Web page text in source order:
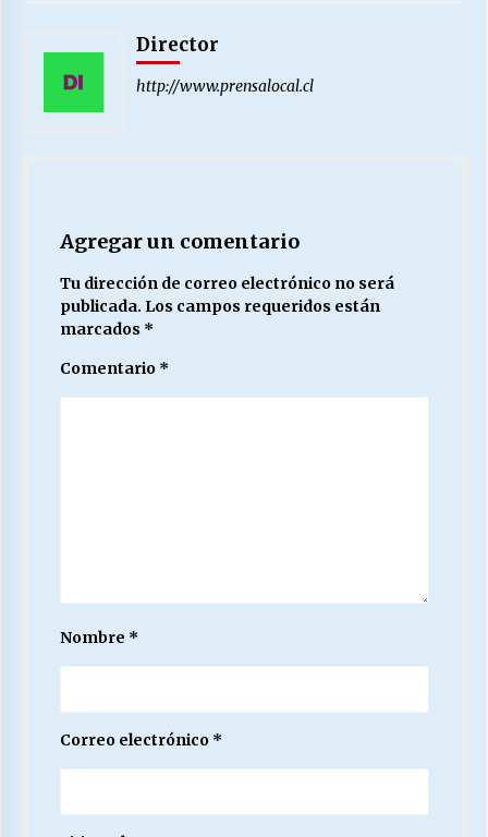
Director
http://www.prensalocal.cl
Agregar un comentario
Tu dirección de correo electrónico no será
publicada. Los campos requeridos están
marcados *
Comentario *
Nombre *
Correo electrónico *